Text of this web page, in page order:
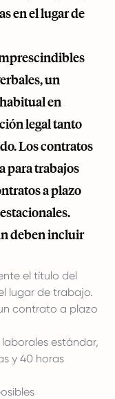
en el lugar de
un
en
legal tanto
Los contratos
para trabajos
a plazo
deben incluir
el título del
lugar de trabajo.
contrato a plazo
estándar,
y 40 horas